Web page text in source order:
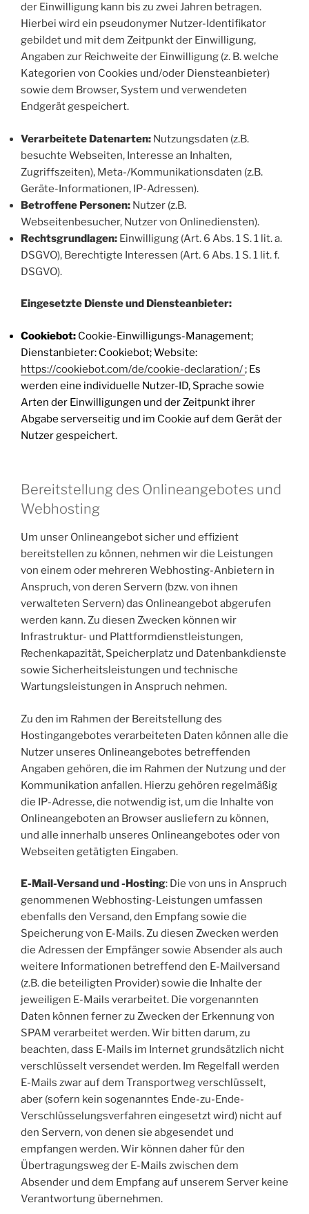
der Einwilligung kann bis zu zwei Jahren betragen.
Hierbei wird ein pseudonymer Nutzer-Identifikator
gebildet und mit dem Zeitpunkt der Einwilligung,
Angaben zur Reichweite der Einwilligung (z. B. welche
Kategorien von Cookies und/oder Diensteanbieter)
sowie dem Browser, System und verwendeten
Endgerät gespeichert.
Verarbeitete Datenarten: Nutzungsdaten (z.B.
besuchte Webseiten, Interesse an Inhalten,
Zugriffszeiten), Meta-/Kommunikationsdaten (z.B.
Geräte-Informationen, IP-Adressen).
Betroffene Personen: Nutzer (z.B.
Webseitenbesucher, Nutzer von Onlinediensten).
Rechtsgrundlagen: Einwilligung (Art. 6 Abs. 1 S. 1 lit. a.
DSGVO), Berechtigte Interessen (Art. 6 Abs. 1 S. 1 lit. f.
DSGVO).
Eingesetzte Dienste und Diensteanbieter:
Cookiebot: Cookie-Einwilligungs-Management;
Dienstanbieter: Cookiebot; Website:
https://cookiebot.com/de/cookie-declaration/; Es
werden eine individuelle Nutzer-ID, Sprache sowie
Arten der Einwilligungen und der Zeitpunkt ihrer
Abgabe serverseitig und im Cookie auf dem Gerät der
Nutzer gespeichert.
Bereitstellung des Onlineangebotes und
Webhosting
Um unser Onlineangebot sicher und effizient
bereitstellen zu können, nehmen wir die Leistungen
von einem oder mehreren Webhosting-Anbietern in
Anspruch, von deren Servern (bzw. von ihnen
verwalteten Servern) das Onlineangebot abgerufen
werden kann. Zu diesen Zwecken können wir
Infrastruktur- und Plattformdienstleistungen,
Rechenkapazität, Speicherplatz und Datenbankdienste
sowie Sicherheitsleistungen und technische
Wartungsleistungen in Anspruch nehmen.
Zu den im Rahmen der Bereitstellung des
Hostingangebotes verarbeiteten Daten können alle die
Nutzer unseres Onlineangebotes betreffenden
Angaben gehören, die im Rahmen der Nutzung und der
Kommunikation anfallen. Hierzu gehören regelmäßig
die IP-Adresse, die notwendig ist, um die Inhalte von
Onlineangeboten an Browser ausliefern zu können,
und alle innerhalb unseres Onlineangebotes oder von
Webseiten getätigten Eingaben.
E-Mail-Versand und -Hosting: Die von uns in Anspruch
genommenen Webhosting-Leistungen umfassen
ebenfalls den Versand, den Empfang sowie die
Speicherung von E-Mails. Zu diesen Zwecken werden
die Adressen der Empfänger sowie Absender als auch
weitere Informationen betreffend den E-Mailversand
(z.B. die beteiligten Provider) sowie die Inhalte der
jeweiligen E-Mails verarbeitet. Die vorgenannten
Daten können ferner zu Zwecken der Erkennung von
SPAM verarbeitet werden. Wir bitten darum, zu
beachten, dass E-Mails im Internet grundsätzlich nicht
verschlüsselt versendet werden. Im Regelfall werden
E-Mails zwar auf dem Transportweg verschlüsselt,
aber (sofern kein sogenanntes Ende-zu-Ende-
Verschlüsselungsverfahren eingesetzt wird) nicht auf
den Servern, von denen sie abgesendet und
empfangen werden. Wir können daher für den
Übertragungsweg der E-Mails zwischen dem
Absender und dem Empfang auf unserem Server keine
Verantwortung übernehmen.